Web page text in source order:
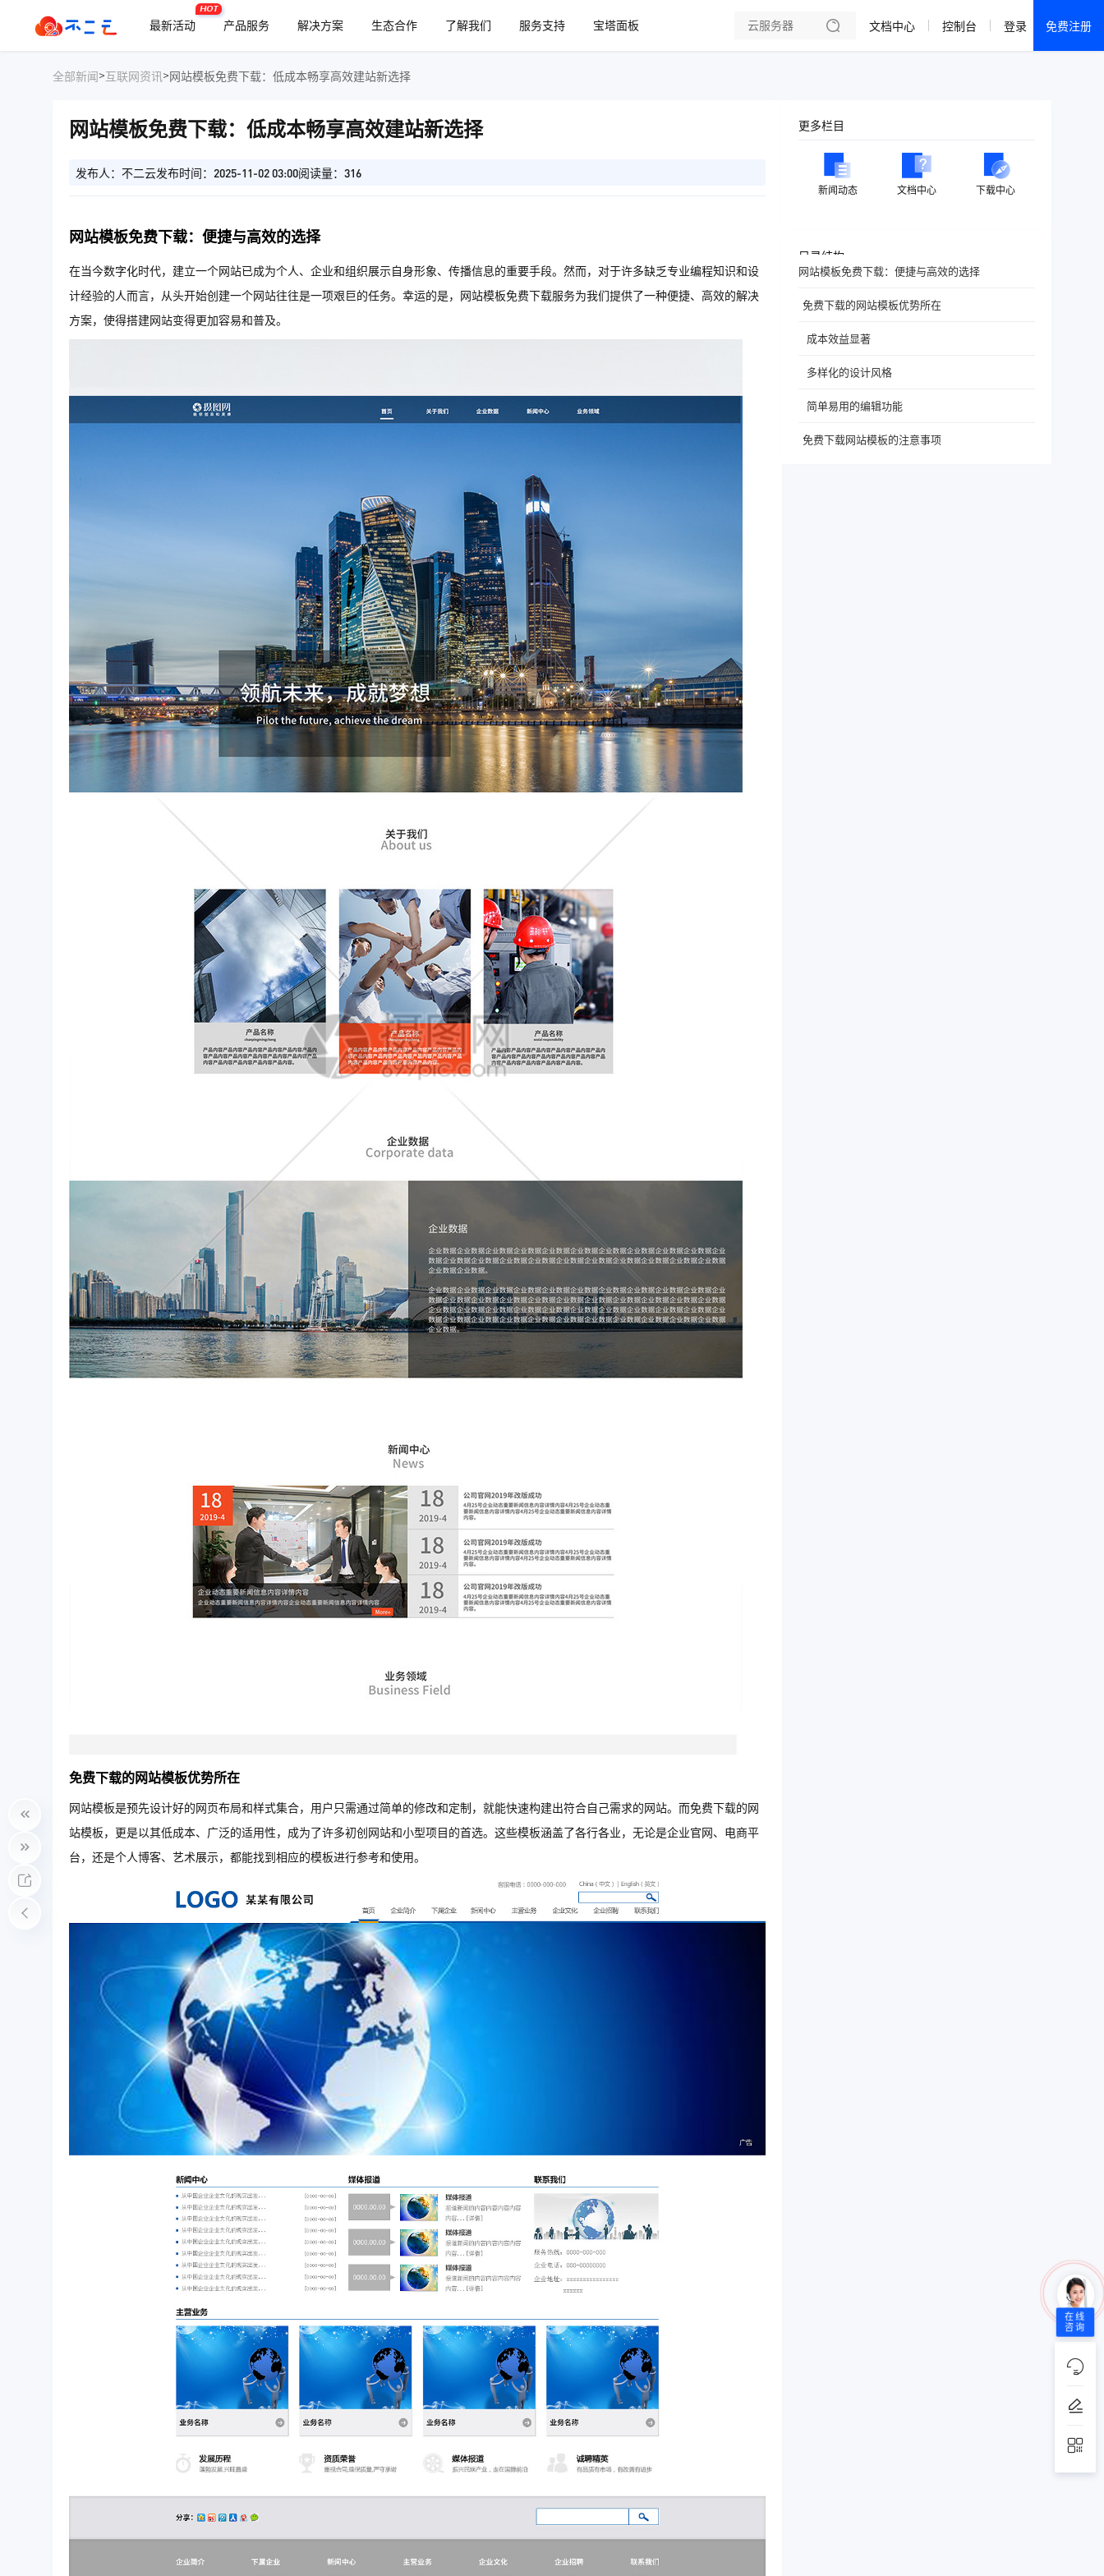
最新活动
HOT
产品服务 解决方案 生态合作 了解我们 服务支持
宝塔面板
成都电信·云服务器
香港大带宽 · CN2
襄阳电信·云服务器
文档中心 控制台 登录 免费注册
全部新闻>互联网资讯>网站模板免费下载：低成本畅享高效建站新选择
网站模板免费下载：低成本畅享高效建站新选择
发布人：不二云发布时间：2025-11-02 03:00阅读量：316
网站模板免费下载：便捷与高效的选择
在当今数字化时代，建立一个网站已成为个人、企业和组织展示自身形象、传播信息的重要手段。然而，对于许多缺乏专业编程知识和设
计经验的人而言，从头开始创建一个网站往往是一项艰巨的任务。幸运的是，网站模板免费下载服务为我们提供了一种便捷、高效的解决
方案，使得搭建网站变得更加容易和普及。
免费下载的网站模板优势所在
网站模板是预先设计好的网页布局和样式集合，用户只需通过简单的修改和定制，就能快速构建出符合自己需求的网站。而免费下载的网
站模板，更是以其低成本、广泛的适用性，成为了许多初创网站和小型项目的首选。这些模板涵盖了各行各业，无论是企业官网、电商平
台，还是个人博客、艺术展示，都能找到相应的模板进行参考和使用。
更多栏目
新闻动态 文档中心 下载中心
目录结构
网站模板免费下载：便捷与高效的选择
免费下载的网站模板优势所在
成本效益显著
多样化的设计风格
简单易用的编辑功能
免费下载网站模板的注意事项
在线
咨询